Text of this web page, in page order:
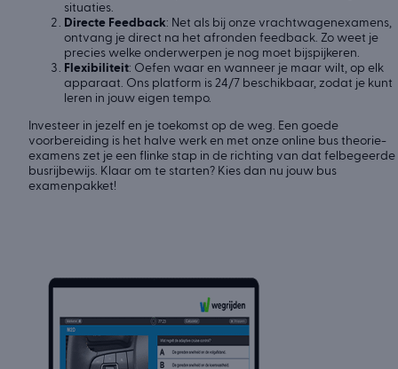
situaties.
Directe Feedback: Net als bij onze vrachtwagenexamens,
ontvang je direct na het afronden feedback. Zo weet je
precies welke onderwerpen je nog moet bijspijkeren.
Flexibiliteit: Oefen waar en wanneer je maar wilt, op elk
apparaat. Ons platform is 24/7 beschikbaar, zodat je kunt
leren in jouw eigen tempo.
Investeer in jezelf en je toekomst op de weg. Een goede
voorbereiding is het halve werk en met onze online bus theorie-
examens zet je een flinke stap in de richting van dat felbegeerde
busrijbewijs. Klaar om te starten? Kies dan nu jouw bus
examenpakket!